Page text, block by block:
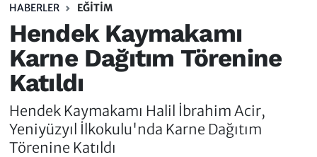
HABERLER EĞİTİM
Hendek Kaymakamı
Karne Dağıtım Törenine
Katıldı
Hendek Kaymakamı Halil İbrahim Acir,
Yeniyüzyıl İlkokulu'nda Karne Dağıtım
Törenine Katıldı
Nöbetçi Eczaneler
Vefat Edenler
Hakkında
Hendek Haber Reklam Servisi
Künye
Tüm Manşetler
Son Dakika Haberleri
Haber Arşivi